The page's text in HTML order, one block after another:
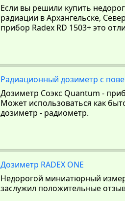
Если вы решили купить
радиации в Архангельске,
прибор Radex RD 1503+ это
Радиационный дозиметр с
Дозиметр Соэкс Quantum -
Может использоваться как
дозиметр - радиометр.
Дозиметр RADEX ONE
Недорогой миниатюрный
заслужил положительные